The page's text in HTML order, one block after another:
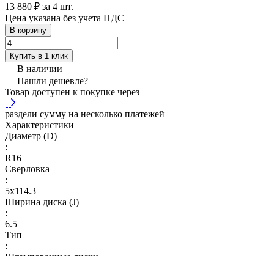
13 880 ₽ за 4 шт.
Цена указана без учета НДС
В корзину
Купить в 1 клик
В наличии
Нашли дешевле?
Товар доступен к покупке через
раздели сумму на несколько платежей
Характеристики
Диаметр (D)
:
R16
Сверловка
:
5х114.3
Ширина диска (J)
:
6.5
Тип
: